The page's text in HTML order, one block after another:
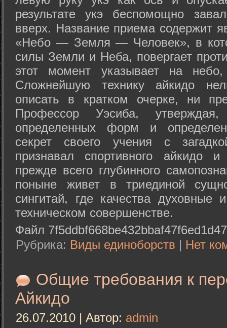
результате укэ беспомощно
вверх. Название приема содержит
«Небо — Земля — Человек», в
силы Земли и Неба, повергает
этот момент указывает на
Сложнейшую технику айкидо
описать в кратком очерке, ни
Профессор Уэсиба,
определенных форм и
секрет своего учения с
признавал спортивного айкидо
прежде всего глубинного
поныне живет в триединой
сингитай, где качества духовные
техническом совершенстве.
Файл
Рубрика: Виды единоборств | Нет
Общие требования к
Айкидо
26.07.2010 | Автор: admin